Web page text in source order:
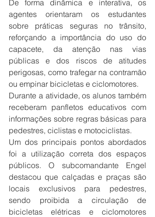
De forma dinâmica e interativa, os
agentes orientaram os estudantes
sobre práticas seguras no trânsito,
reforçando a importância do uso do
capacete, da atenção nas vias
públicas e dos riscos de atitudes
perigosas, como trafegar na contramão
ou empinar bicicletas e ciclomotores.
Durante a atividade, os alunos também
receberam panfletos educativos com
informações sobre regras básicas para
pedestres, ciclistas e motociclistas.
Um dos principais pontos abordados
foi a utilização correta dos espaços
públicos. O subcomandante Engel
destacou que calçadas e praças são
locais exclusivos para pedestres,
sendo proibida a circulação de
bicicletas elétricas e ciclomotores